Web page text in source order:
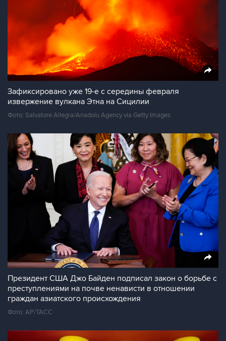
Зафиксировано уже 19-е с середины февраля
извержение вулкана Этна на Сицилии
Фото: Salvatore Allegra/Anadolu Agency via Getty Images
Президент США Джо Байден подписал закон о борьбе с
преступлениями на почве ненависти в отношении
граждан азиатского происхождения
Фото: AP/ТАСС